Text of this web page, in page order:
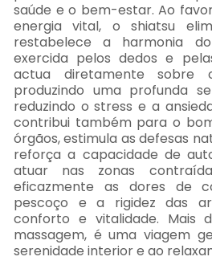
saúde e o bem-estar. Ao
energia vital, o shiatsu
restabelece a harmonia
exercida pelos dedos e
actua diretamente sobre
produzindo uma profunda
reduzindo o stress e a
contribui também para o
órgãos, estimula as defesas
reforça a capacidade de
atuar nas zonas
eficazmente as dores de
pescoço e a rigidez das
conforto e vitalidade. Mais
massagem, é uma viagem
serenidade interior e ao